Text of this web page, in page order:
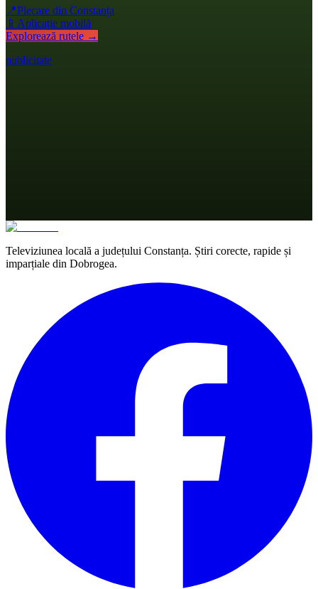
📍Plecare din Constanța
📱 Aplicație mobilă
Explorează rutele →
publicitate
Televiziunea locală a județului Constanța. Știri corecte, rapide și
imparțiale din Dobrogea.